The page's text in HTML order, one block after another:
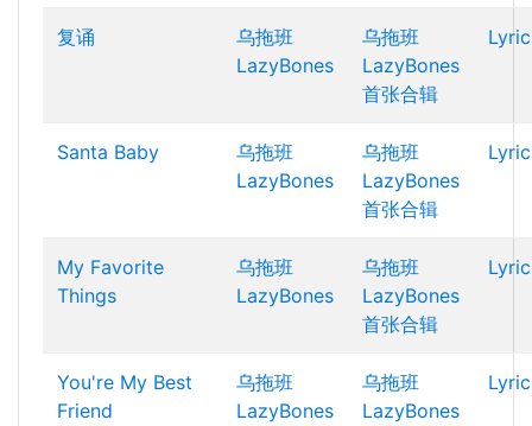
复诵
乌拖班
LazyBones
乌拖班
LazyBones
首张合辑
Santa Baby
乌拖班
LazyBones
乌拖班
LazyBones
首张合辑
My Favorite
Things
乌拖班
LazyBones
乌拖班
LazyBones
首张合辑
You're My Best
Friend
乌拖班
LazyBones
乌拖班
LazyBones